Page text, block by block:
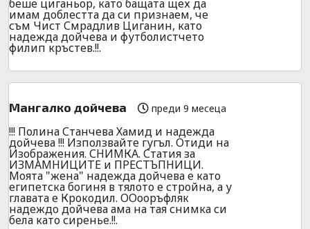
беше циганьор, като бащата щех да
имам доблестта да си признаем, че
съм Чист Смрадлив Циганин, като
надежда дойчева и футболистчето
филип кръстев.!!.
Мангалко дойчева преди 9 месеца
!!! Полина Станчева Хамид и надежда
дойчева !!! Използвайте гугъл. Отиди на
Изображения. СНИМКА. Статия за
ИЗМАМНИЦИТЕ и ПРЕСТЪПНИЦИ.
Моята "жена" надежда дойчева е като
египетска богиня в тялото е стройна, а у
главата е Крокодил. ООооръфляк
надеждо дойчева ама на тая снимка си
бела като сиренье.!!.